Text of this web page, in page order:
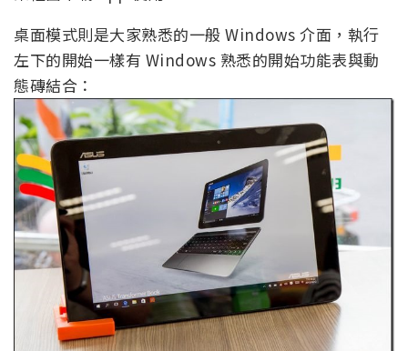
桌面模式則是大家熟悉的一般 Windows 介面，執行
左下的開始一樣有 Windows 熟悉的開始功能表與動
態磚結合：